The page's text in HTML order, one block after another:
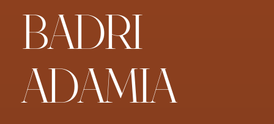
BADRI
ADAMIA